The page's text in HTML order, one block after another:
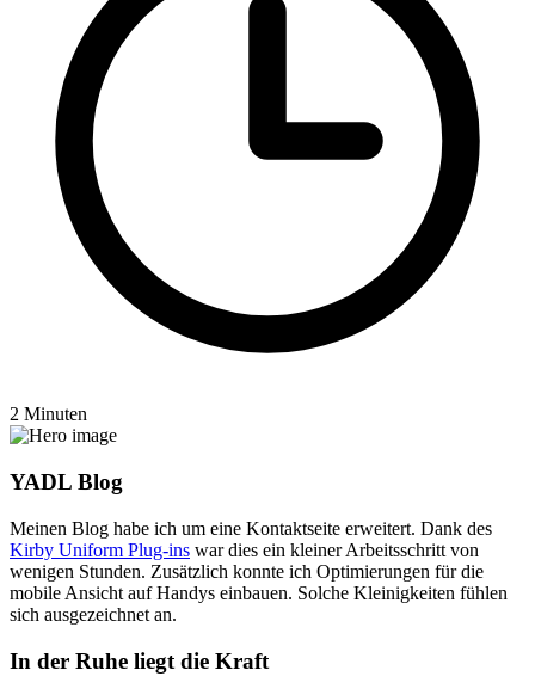
2 Minuten
YADL Blog
Meinen Blog habe ich um eine Kontaktseite erweitert. Dank des
Kirby Uniform Plug-ins war dies ein kleiner Arbeitsschritt von
wenigen Stunden. Zusätzlich konnte ich Optimierungen für die
mobile Ansicht auf Handys einbauen. Solche Kleinigkeiten fühlen
sich ausgezeichnet an.
In der Ruhe liegt die Kraft